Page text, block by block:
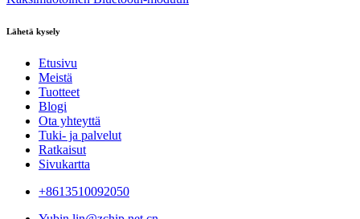
Lähetä kysely
Etusivu
Meistä
Tuotteet
Blogi
Ota yhteyttä
Tuki- ja palvelut
Ratkaisut
Sivukartta
+8613510092050